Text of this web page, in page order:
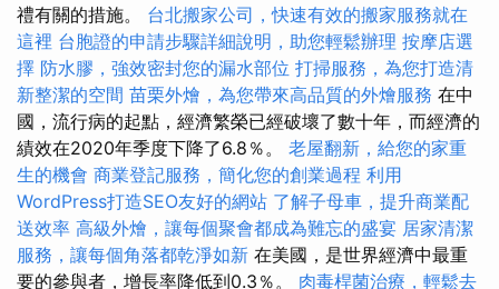
禮有關的措施。 台北搬家公司，快速有效的搬家服務就在
這裡 台胞證的申請步驟詳細說明，助您輕鬆辦理 按摩店選
擇 防水膠，強效密封您的漏水部位 打掃服務，為您打造清
新整潔的空間 苗栗外燴，為您帶來高品質的外燴服務 在中
國，流行病的起點，經濟繁榮已經破壞了數十年，而經濟的
績效在2020年季度下降了6.8％。 老屋翻新，給您的家重
生的機會 商業登記服務，簡化您的創業過程 利用
WordPress打造SEO友好的網站 了解子母車，提升商業配
送效率 高級外燴，讓每個聚會都成為難忘的盛宴 居家清潔
服務，讓每個角落都乾淨如新 在美國，是世界經濟中最重
要的參與者，增長率降低到0.3％。 肉毒桿菌治療，輕鬆去